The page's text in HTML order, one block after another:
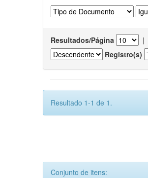
Resultados/Página |
Registro(s)
Resultado 1-1 de 1.
Conjunto de itens: